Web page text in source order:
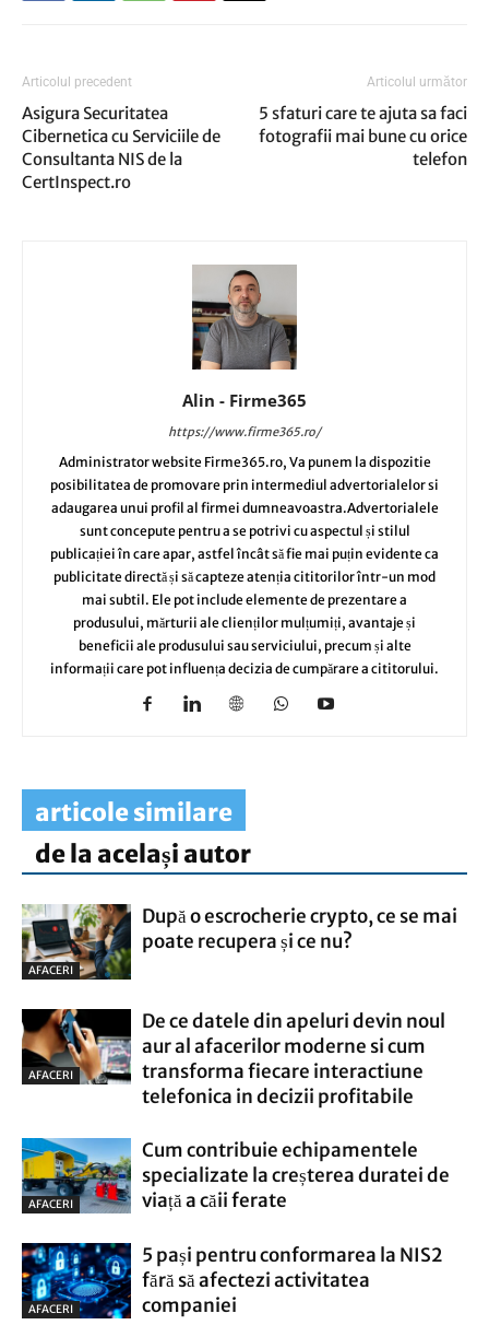
Articolul precedent
Asigura Securitatea
Cibernetica cu Serviciile de
Consultanta NIS de la
CertInspect.ro
Articolul următor
5 sfaturi care te ajuta sa faci
fotografii mai bune cu orice
telefon
Alin - Firme365
https://www.firme365.ro/
Administrator website Firme365.ro, Va punem la dispozitie
posibilitatea de promovare prin intermediul advertorialelor si
adaugarea unui profil al firmei dumneavoastra.Advertorialele
sunt concepute pentru a se potrivi cu aspectul și stilul
publicației în care apar, astfel încât să fie mai puțin evidente ca
publicitate directă și să capteze atenția cititorilor într-un mod
mai subtil. Ele pot include elemente de prezentare a
produsului, mărturii ale clienților mulțumiți, avantaje și
beneficii ale produsului sau serviciului, precum și alte
informații care pot influența decizia de cumpărare a cititorului.
articole similare
de la același autor
AFACERI
După o escrocherie crypto, ce se mai
poate recupera și ce nu?
AFACERI
De ce datele din apeluri devin noul
aur al afacerilor moderne si cum
transforma fiecare interactiune
telefonica in decizii profitabile
AFACERI
Cum contribuie echipamentele
specializate la creșterea duratei de
viață a căii ferate
AFACERI
5 pași pentru conformarea la NIS2
fără să afectezi activitatea
companiei